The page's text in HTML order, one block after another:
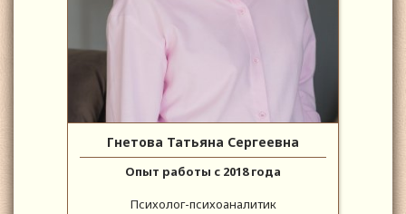
Гнетова Татьяна Сергеевна
Опыт работы с 2018 года
Психолог-психоаналитик